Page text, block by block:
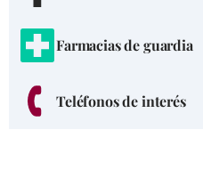
Farmacias de guardia
Teléfonos de interés